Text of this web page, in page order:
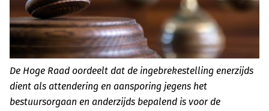
De Hoge Raad oordeelt dat de ingebrekestelling enerzijds
dient als attendering en aansporing jegens het
bestuursorgaan en anderzijds bepalend is voor de